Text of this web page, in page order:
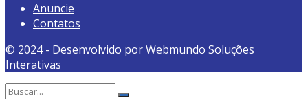
Anuncie
Contatos
© 2024 - Desenvolvido por Webmundo Soluções
Interativas